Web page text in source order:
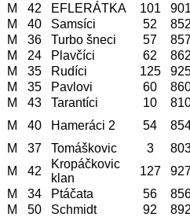
M 42 EFLERÁTKA 101
M 40 Samsíci 52
M 36 Turbo šneci 57
M 24 Plavčíci 62
M 35 Rudíci 125
M 35 Pavlovi 60
M 43 Tarantíci 10
M 40 Hameráci 2 54
M 37 Tomáškovic 3
M 42
Kropáčkovic
klan
127
M 34 Ptáčata 56
M 50 Schmidt 92